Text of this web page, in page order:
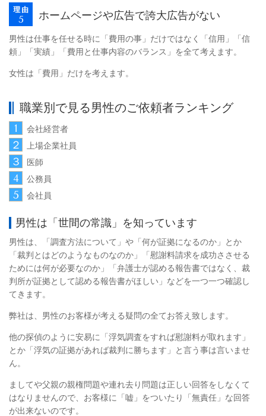
ホームページや広告で誇大広告がない
男性は仕事を任せる時に「費用の事」だけではなく「信用」「信
頼」「実績」「費用と仕事内容のバランス」を全て考えます。
女性は「費用」だけを考えます。
職業別で見る男性のご依頼者ランキング
1
会社経営者
２ 上場企業社員
３
1
医師
4
1
公務員
5
1
会社員
男性は「世間の常識」を知っています
男性は、「調査方法について」や「何が証拠になるのか」とか
「裁判とはどのようなものなのか」「慰謝料請求を成功ささせる
ためには何が必要なのか」「弁護士が認める報告書ではなく、裁
判所が証拠として認める報告書がほしい」などを一つ一つ確認し
てきます。
弊社は、男性のお客様が考える疑問の全てお答え致します。
他の探偵のように安易に「浮気調査をすれば慰謝料が取れます」
とか「浮気の証拠があれば裁判に勝ちます」と言う事は言いませ
ん。
ましてや父親の親権問題や連れ去り問題は正しい回答をしなくて
はなりませんので、お客様に「嘘」をついたり「無責任」な回答
が出来ないのです。